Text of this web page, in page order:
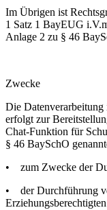
Im Übrigen ist
1 Satz 1 BayEUG
Anlage 2 zu § 46
Zwecke
Die
erfolgt zur
Chat-Funktion für
§ 46 BaySchO
• zum Zwecke der
• der Durchführung